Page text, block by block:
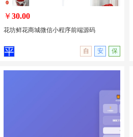
￥30.00
花坊鲜花商城微信小程序前端源码
自 安 保